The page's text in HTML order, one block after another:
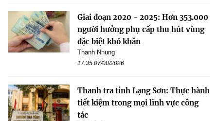
Giai đoạn 2020 - 2025: Hơn 353.000
người hưởng phụ cấp thu hút vùng
đặc biệt khó khăn
Thanh Nhung
17:35 07/08/2026
Thanh tra tỉnh Lạng Sơn: Thực hành
tiết kiệm trong mọi lĩnh vực công
tác